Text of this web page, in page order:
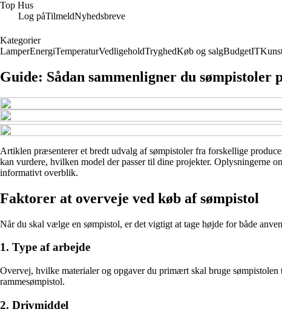
Top Hus
Log påTilmeldNyhedsbreve
Kategorier
LamperEnergiTemperaturVedligeholdTryghedKøb og salgBudgetIT
Guide: Sådan sammenligner du
Artiklen præsenterer et bredt udvalg af sømpistoler fra forskellige
kan vurdere, hvilken model der passer til dine projekter. Oplysningerne
informativt overblik.
Faktorer at overveje ved køb af sømpistol
Når du skal vælge en sømpistol, er det vigtigt at tage højde for både
1. Type af arbejde
Overvej, hvilke materialer og opgaver du primært skal bruge
rammesømpistol.
2. Drivmiddel